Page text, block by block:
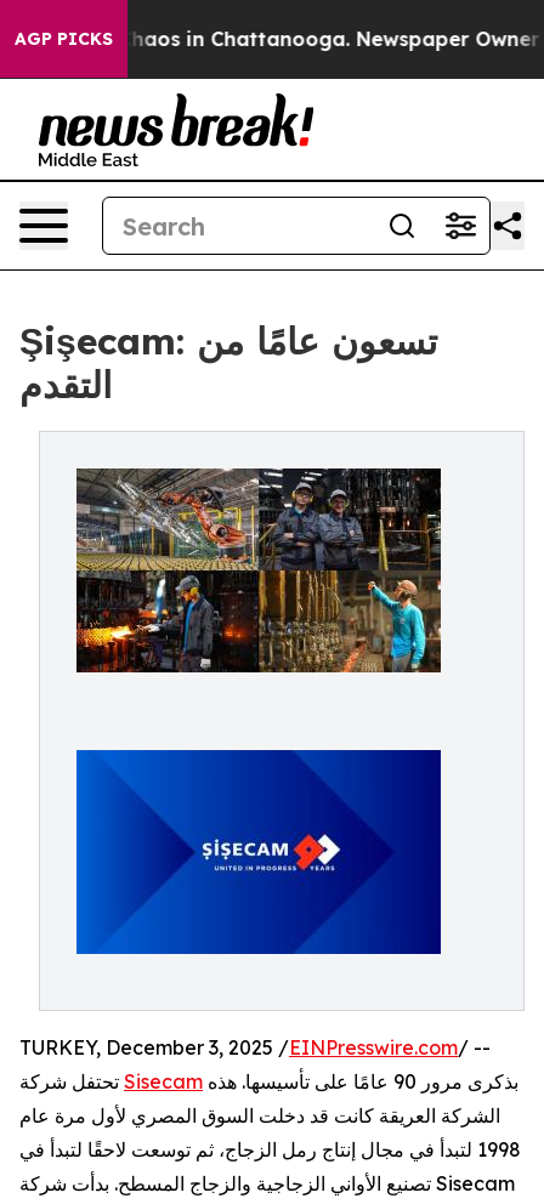
AGP PICKSChaos in Chattanooga. Newspaper Owner
Şişecam: تسعون عامًا من
التقدم
TURKEY, December 3, 2025 /EINPresswire.com/ --
Sisecam
الشركة العريقة كانت قد دخلت السوق المصري لأول مرة عام
1998 لتبدأ في مجال إنتاج رمل الزجاج، ثم توسعت لاحقًا لتبدأ في
تصنيع الأواني الزجاجية والزجاج المسطح. بدأت شركة Sisecam